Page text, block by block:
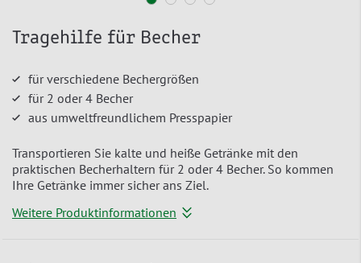
Tragehilfe für Becher
für verschiedene Bechergrößen
für 2 oder 4 Becher
aus umweltfreundlichem Presspapier
Transportieren Sie kalte und heiße Getränke mit den
praktischen Becherhaltern für 2 oder 4 Becher. So kommen
Ihre Getränke immer sicher ans Ziel.
Weitere Produktinformationen